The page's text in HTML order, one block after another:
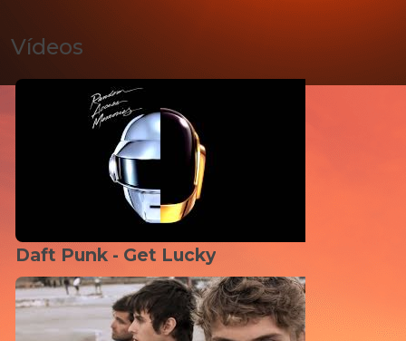
Vídeos
Daft Punk - Get Lucky